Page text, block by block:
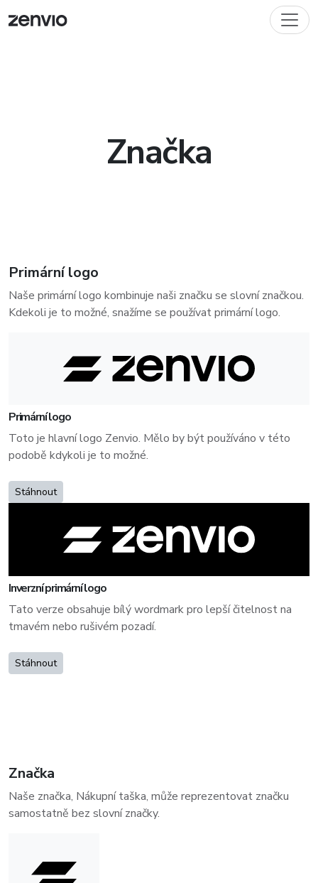
Značka
Primární logo
Naše primární logo kombinuje naši značku se slovní značkou.
Kdekoli je to možné, snažíme se používat primární logo.
Primární logo
Toto je hlavní logo Zenvio. Mělo by být používáno v této
podobě kdykoli je to možné.
Stáhnout
Inverzní primární logo
Tato verze obsahuje bílý wordmark pro lepší čitelnost na
tmavém nebo rušivém pozadí.
Stáhnout
Značka
Naše značka, Nákupní taška, může reprezentovat značku
samostatně bez slovní značky.